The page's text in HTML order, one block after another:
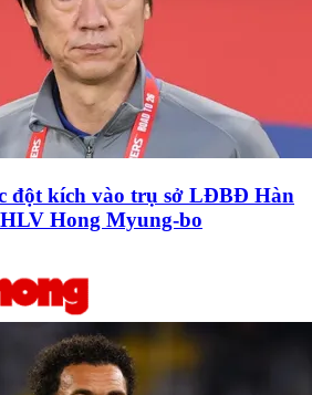
đột kích vào trụ sở LĐBĐ Hàn
Hong Myung-bo